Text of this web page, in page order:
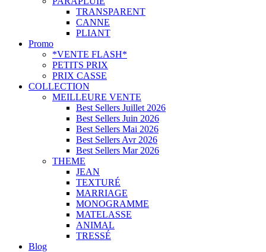
TRANSPARENT
CANNE
PLIANT
Promo
*VENTE FLASH*
PETITS PRIX
PRIX CASSE
COLLECTION
MEILLEURE VENTE
Best Sellers Juillet 2026
Best Sellers Juin 2026
Best Sellers Mai 2026
Best Sellers Avr 2026
Best Sellers Mar 2026
THEME
JEAN
TEXTURÉ
MARRIAGE
MONOGRAMME
MATELASSE
ANIMAL
TRESSÉ
Blog